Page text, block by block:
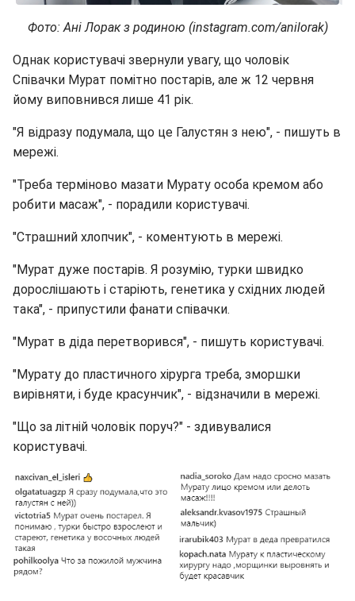
Фото: Ані Лорак з родиною (instagram.com/anilorak)
Однак користувачі звернули увагу, що чоловік
Співачки Мурат помітно постарів, але ж 12 червня
йому виповнився лише 41 рік.
"Я відразу подумала, що це Галустян з нею", - пишуть в
мережі.
"Треба терміново мазати Мурату особа кремом або
робити масаж", - порадили користувачі.
"Страшний хлопчик", - коментують в мережі.
"Мурат дуже постарів. Я розумію, турки швидко
дорослішають і старіють, генетика у східних людей
така", - припустили фанати співачки.
"Мурат в діда перетворився", - пишуть користувачі.
"Мурату до пластичного хірурга треба, зморшки
вирівняти, і буде красунчик", - відзначили в мережі.
"Що за літній чоловік поруч?" - здивувалися
користувачі.